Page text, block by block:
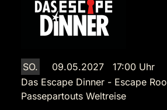
SO.
09.05.2027 17:00 Uhr
Das Escape Dinner - Escape
Passepartouts Weltreise